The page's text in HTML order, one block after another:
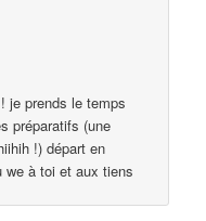
je prends le temps
préparatifs (une
!) départ en
we à toi et aux tiens